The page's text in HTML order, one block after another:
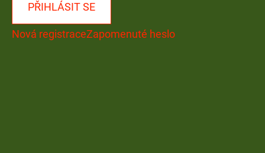
PŘIHLÁSIT SE
Nová registraceZapomenuté heslo